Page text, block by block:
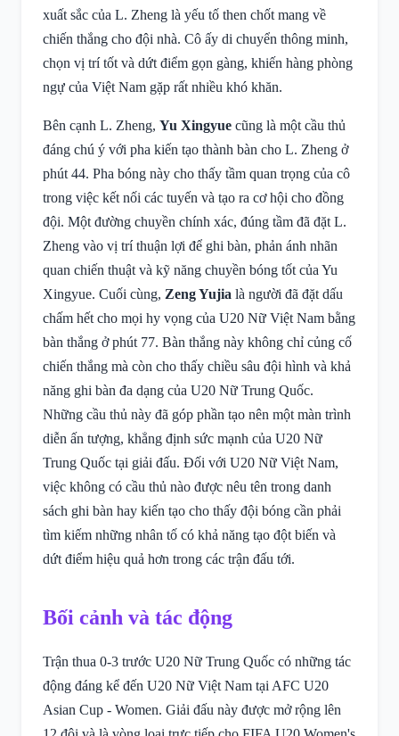
xuất sắc của L. Zheng là yếu tố then chốt mang về
chiến thắng cho đội nhà. Cô ấy di chuyển thông minh,
chọn vị trí tốt và dứt điểm gọn gàng, khiến hàng phòng
ngự của Việt Nam gặp rất nhiều khó khăn.
Bên cạnh L. Zheng, Yu Xingyue cũng là một cầu thủ
đáng chú ý với pha kiến tạo thành bàn cho L. Zheng ở
phút 44. Pha bóng này cho thấy tầm quan trọng của cô
trong việc kết nối các tuyến và tạo ra cơ hội cho đồng
đội. Một đường chuyền chính xác, đúng tầm đã đặt L.
Zheng vào vị trí thuận lợi để ghi bàn, phản ánh nhãn
quan chiến thuật và kỹ năng chuyền bóng tốt của Yu
Xingyue. Cuối cùng, Zeng Yujia là người đã đặt dấu
chấm hết cho mọi hy vọng của U20 Nữ Việt Nam bằng
bàn thắng ở phút 77. Bàn thắng này không chỉ củng cố
chiến thắng mà còn cho thấy chiều sâu đội hình và khả
năng ghi bàn đa dạng của U20 Nữ Trung Quốc.
Những cầu thủ này đã góp phần tạo nên một màn trình
diễn ấn tượng, khẳng định sức mạnh của U20 Nữ
Trung Quốc tại giải đấu. Đối với U20 Nữ Việt Nam,
việc không có cầu thủ nào được nêu tên trong danh
sách ghi bàn hay kiến tạo cho thấy đội bóng cần phải
tìm kiếm những nhân tố có khả năng tạo đột biến và
dứt điểm hiệu quả hơn trong các trận đấu tới.
Bối cảnh và tác động
Trận thua 0-3 trước U20 Nữ Trung Quốc có những tác
động đáng kể đến U20 Nữ Việt Nam tại AFC U20
Asian Cup - Women. Giải đấu này được mở rộng lên